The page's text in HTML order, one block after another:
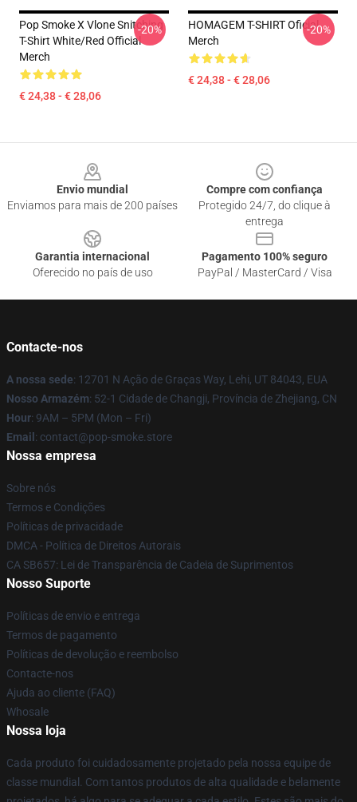
Pop Smoke X Vlone Snitching
T-Shirt White/Red Official
Merch
€ 24,38 - € 28,06
-20%
HOMAGEM T-SHIRT Oficial
Merch
€ 24,38 - € 28,06
-20%
Envio mundial
Enviamos para mais de 200 países
Compre com confiança
Protegido 24/7, do clique à
entrega
Garantia internacional
Oferecido no país de uso
Pagamento 100% seguro
PayPal / MasterCard / Visa
Contacte-nos
A nossa sede: 12701 N Ação de Graças Way, Lehi, UT 84043, EUA
Nosso Armazém: 52-1 Cidade de Changji, Província de Zhejiang, CN
Hour: 9AM – 5PM (Mon – Fri)
Email : contact@pop-smoke.store
Nossa empresa
Sobre nós
Termos e Condições
Políticas de privacidade
DMCA - Política de Direitos Autorais
CA SB657: Lei de Transparência de Cadeia de Suprimentos
Nosso Suporte
Políticas de envio e entrega
Termos de pagamento
Políticas de devolução e reembolso
Contacte-nos
Ajuda ao cliente (FAQ)
Whosale
Nossa loja
Cada produto foi cuidadosamente projetado pela nossa equipe de
classe mundial. Com tantos produtos de alta qualidade e belamente